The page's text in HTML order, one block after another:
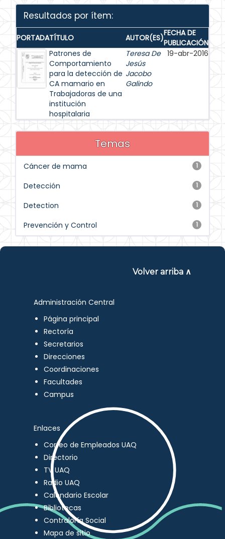
Resultados por ítem:
PORTADATÍTULO AUTOR(ES)FECHA DE
PUBLICACIÓN
Patrones de
Comportamiento
para la detección de
CA mamario en
Trabajadoras de una
institución
hospitalaria
Teresa De
Jesús
Jacobo
Galindo
19-abr-2016
Temas
1
Cáncer de mama
1
Detección
1
Detection
1
Prevención y Control
Volver arriba ∧
Administración Central
Página principal
Rectoría
Secretarios
Direcciones
Coordinaciones
Facultades
Campus
Enlaces
Correo de Empleados UAQ
Directorio
TV UAQ
Radio UAQ
Calendario Escolar
Bibliotecas
Contraloría Social
Mapa de sitio